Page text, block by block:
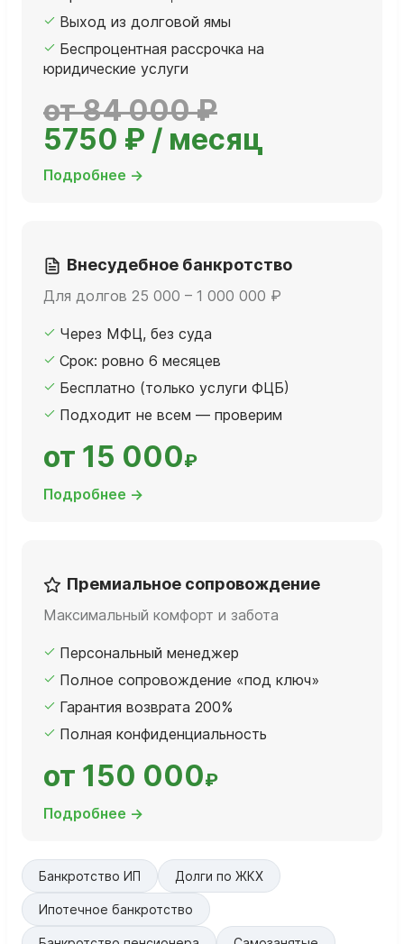
Выход из долговой ямы
Беспроцентная рассрочка на
юридические услуги
от 84 000 ₽
5750 ₽ / месяц
Подробнее →
Внесудебное банкротство
Для долгов 25 000 – 1 000 000 ₽
Через МФЦ, без суда
Срок: ровно 6 месяцев
Бесплатно (только услуги ФЦБ)
Подходит не всем — проверим
от 15 000₽
Подробнее →
Премиальное сопровождение
Максимальный комфорт и забота
Персональный менеджер
Полное сопровождение «под ключ»
Гарантия возврата 200%
Полная конфиденциальность
от 150 000₽
Подробнее →
Банкротство ИП Долги по ЖКХ
Ипотечное банкротство